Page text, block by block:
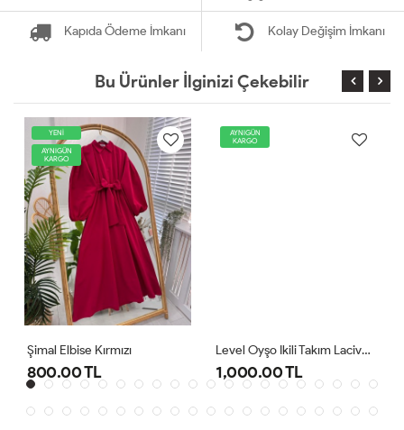
Kapıda Ödeme İmkanı Kolay Değişim İmkanı
Bu Ürünler İlginizi Çekebilir
YENİ
AYNIGÜN
KARGO
Şimal Elbise Kırmızı
800.00 TL
AYNIGÜN
KARGO
Level Oyşo Ikili Takım Lacivert
1,000.00 TL